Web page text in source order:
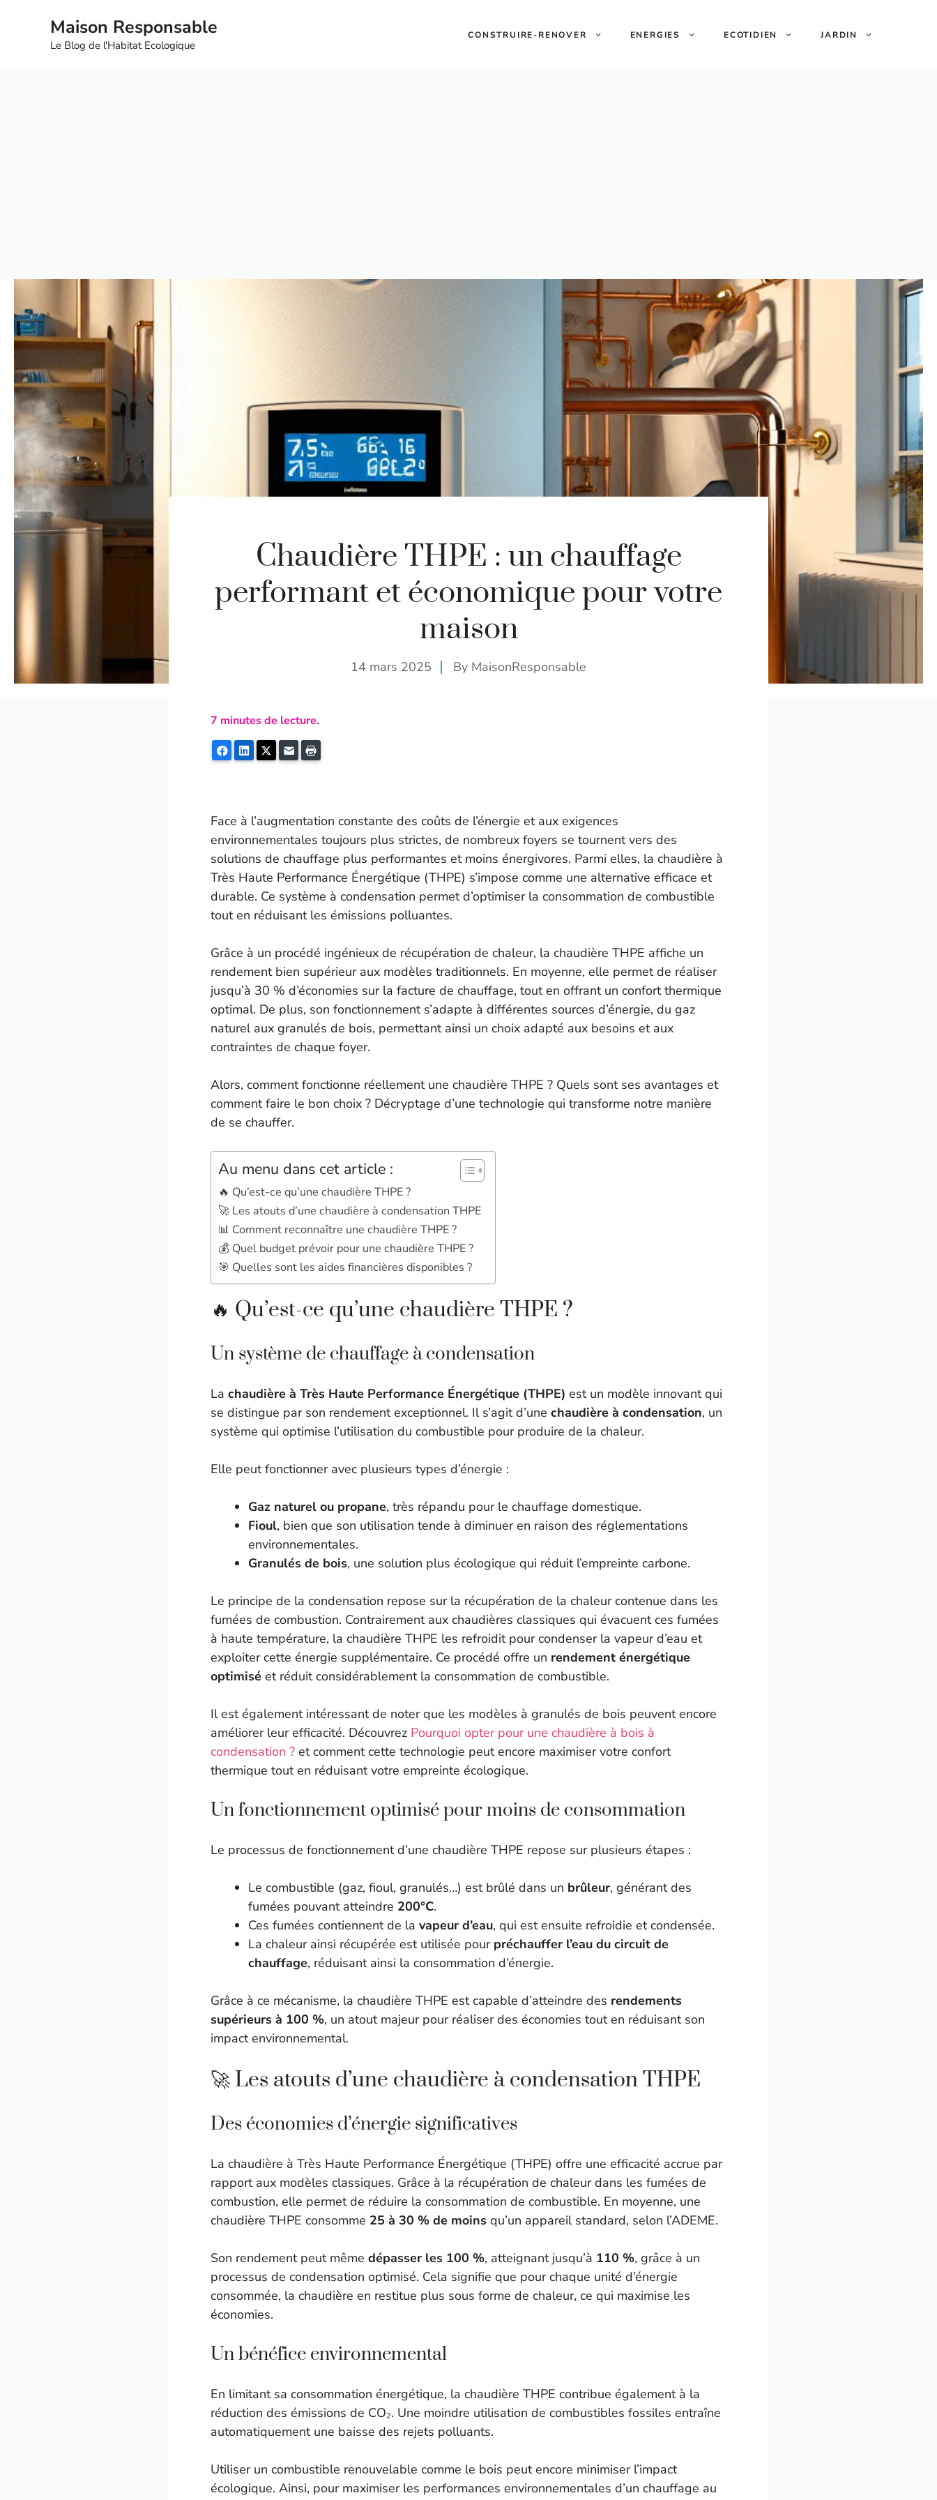
Maison Responsable
Le Blog de l'Habitat Ecologique
CONSTRUIRE-RENOVER ENERGIES ECOTIDIEN JARDIN
Chaudière THPE : un chauffage
performant et économique pour votre
maison
14 mars 2025 By MaisonResponsable
7 minutes de lecture.
FacebookLinkedInTwitterE-mail
Face à l’augmentation constante des coûts de l’énergie et aux exigences
environnementales toujours plus strictes, de nombreux foyers se tournent vers des
solutions de chauffage plus performantes et moins énergivores. Parmi elles, la chaudière à
Très Haute Performance Énergétique (THPE) s’impose comme une alternative efficace et
durable. Ce système à condensation permet d’optimiser la consommation de combustible
tout en réduisant les émissions polluantes.
Grâce à un procédé ingénieux de récupération de chaleur, la chaudière THPE affiche un
rendement bien supérieur aux modèles traditionnels. En moyenne, elle permet de réaliser
jusqu’à 30 % d’économies sur la facture de chauffage, tout en offrant un confort thermique
optimal. De plus, son fonctionnement s’adapte à différentes sources d’énergie, du gaz
naturel aux granulés de bois, permettant ainsi un choix adapté aux besoins et aux
contraintes de chaque foyer.
Alors, comment fonctionne réellement une chaudière THPE ? Quels sont ses avantages et
comment faire le bon choix ? Décryptage d’une technologie qui transforme notre manière
de se chauffer.
Au menu dans cet article :
🔥 Qu’est-ce qu’une chaudière THPE ?
🚀 Les atouts d’une chaudière à condensation THPE
📊 Comment reconnaître une chaudière THPE ?
💰 Quel budget prévoir pour une chaudière THPE ?
🎯 Quelles sont les aides financières disponibles ?
🔥 Qu’est-ce qu’une chaudière THPE ?
Un système de chauffage à condensation
La chaudière à Très Haute Performance Énergétique (THPE) est un modèle innovant qui
se distingue par son rendement exceptionnel. Il s’agit d’une chaudière à condensation, un
système qui optimise l’utilisation du combustible pour produire de la chaleur.
Elle peut fonctionner avec plusieurs types d’énergie :
Gaz naturel ou propane, très répandu pour le chauffage domestique.
Fioul, bien que son utilisation tende à diminuer en raison des réglementations
environnementales.
Granulés de bois, une solution plus écologique qui réduit l’empreinte carbone.
Le principe de la condensation repose sur la récupération de la chaleur contenue dans les
fumées de combustion. Contrairement aux chaudières classiques qui évacuent ces fumées
à haute température, la chaudière THPE les refroidit pour condenser la vapeur d’eau et
exploiter cette énergie supplémentaire. Ce procédé offre un rendement énergétique
optimisé et réduit considérablement la consommation de combustible.
Il est également intéressant de noter que les modèles à granulés de bois peuvent encore
améliorer leur efficacité. Découvrez Pourquoi opter pour une chaudière à bois à
condensation ? et comment cette technologie peut encore maximiser votre confort
thermique tout en réduisant votre empreinte écologique.
Un fonctionnement optimisé pour moins de consommation
Le processus de fonctionnement d’une chaudière THPE repose sur plusieurs étapes :
Le combustible (gaz, fioul, granulés…) est brûlé dans un brûleur, générant des
fumées pouvant atteindre 200°C.
Ces fumées contiennent de la vapeur d’eau, qui est ensuite refroidie et condensée.
La chaleur ainsi récupérée est utilisée pour préchauffer l’eau du circuit de
chauffage, réduisant ainsi la consommation d’énergie.
Grâce à ce mécanisme, la chaudière THPE est capable d’atteindre des rendements
supérieurs à 100 %, un atout majeur pour réaliser des économies tout en réduisant son
impact environnemental.
🚀 Les atouts d’une chaudière à condensation THPE
Des économies d’énergie significatives
La chaudière à Très Haute Performance Énergétique (THPE) offre une efficacité accrue par
rapport aux modèles classiques. Grâce à la récupération de chaleur dans les fumées de
combustion, elle permet de réduire la consommation de combustible. En moyenne, une
chaudière THPE consomme 25 à 30 % de moins qu’un appareil standard, selon l’ADEME.
Son rendement peut même dépasser les 100 %, atteignant jusqu’à 110 %, grâce à un
processus de condensation optimisé. Cela signifie que pour chaque unité d’énergie
consommée, la chaudière en restitue plus sous forme de chaleur, ce qui maximise les
économies.
Un bénéfice environnemental
En limitant sa consommation énergétique, la chaudière THPE contribue également à la
réduction des émissions de CO₂. Une moindre utilisation de combustibles fossiles entraîne
automatiquement une baisse des rejets polluants.
Utiliser un combustible renouvelable comme le bois peut encore minimiser l’impact
écologique. Ainsi, pour maximiser les performances environnementales d’un chauffage au